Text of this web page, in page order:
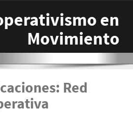
en
Movimiento
Red